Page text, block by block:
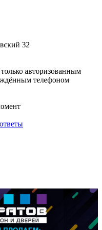
32
авторизованным
телефоном